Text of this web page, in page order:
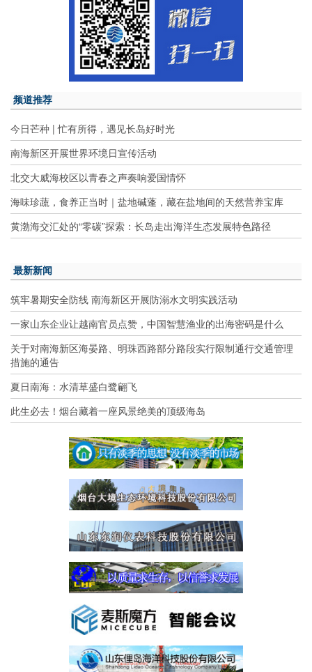
频道推荐
今日芒种 | 忙有所得，遇见长岛好时光
南海新区开展世界环境日宣传活动
北交大威海校区以青春之声奏响爱国情怀
海味珍蔬，食养正当时｜盐地碱蓬，藏在盐地间的天然营养宝库
黄渤海交汇处的“零碳”探索：长岛走出海洋生态发展特色路径
最新新闻
筑牢暑期安全防线 南海新区开展防溺水文明实践活动
一家山东企业让越南官员点赞，中国智慧渔业的出海密码是什么
关于对南海新区海晏路、明珠西路部分路段实行限制通行交通管理
措施的通告
夏日南海：水清草盛白鹭翩飞
此生必去！烟台藏着一座风景绝美的顶级海岛